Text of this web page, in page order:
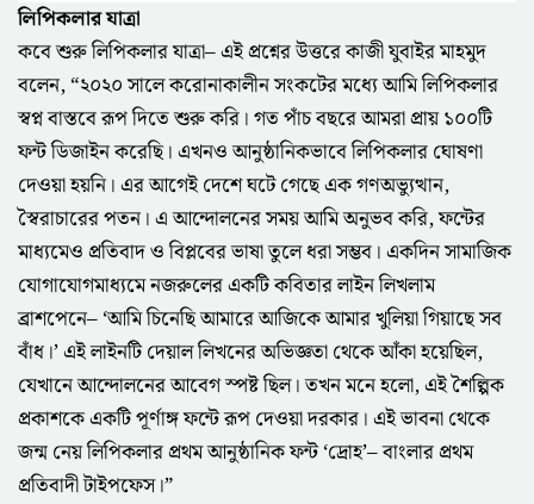
লিপিকলার যাত্রা
কবে শুরু লিপিকলার যাত্রা– এই প্রশ্নের উত্তরে কাজী যুবাইর মাহমুদ
বলেন, “২০২০ সালে করোনাকালীন সংকটের মধ্যে আমি লিপিকলার
স্বপ্ন বাস্তবে রূপ দিতে শুরু করি। গত পাঁচ বছরে আমরা প্রায় ১০০টি
ফন্ট ডিজাইন করেছি। এখনও আনুষ্ঠানিকভাবে লিপিকলার ঘোষণা
দেওয়া হয়নি। এর আগেই দেশে ঘটে গেছে এক গণঅভ্যুত্থান,
স্বৈরাচারের পতন। এ আন্দোলনের সময় আমি অনুভব করি, ফন্টের
মাধ্যমেও প্রতিবাদ ও বিপ্লবের ভাষা তুলে ধরা সম্ভব। একদিন সামাজিক
যোগাযোগমাধ্যমে নজরুলের একটি কবিতার লাইন লিখলাম
ব্রাশপেনে– ‘আমি চিনেছি আমারে আজিকে আমার খুলিয়া গিয়াছে সব
বাঁধ।’ এই লাইনটি দেয়াল লিখনের অভিজ্ঞতা থেকে আঁকা হয়েছিল,
যেখানে আন্দোলনের আবেগ স্পষ্ট ছিল। তখন মনে হলো, এই শৈল্পিক
প্রকাশকে একটি পূর্ণাঙ্গ ফন্টে রূপ দেওয়া দরকার। এই ভাবনা থেকে
জন্ম নেয় লিপিকলার প্রথম আনুষ্ঠানিক ফন্ট ‘দ্রোহ’– বাংলার প্রথম
প্রতিবাদী টাইপফেস।”